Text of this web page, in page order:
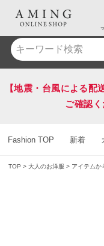
HOT KEY WORD
【地震・台風による
ご確認く
Fashion TOP 新着
TOP 大人のお洋服 アイテムか